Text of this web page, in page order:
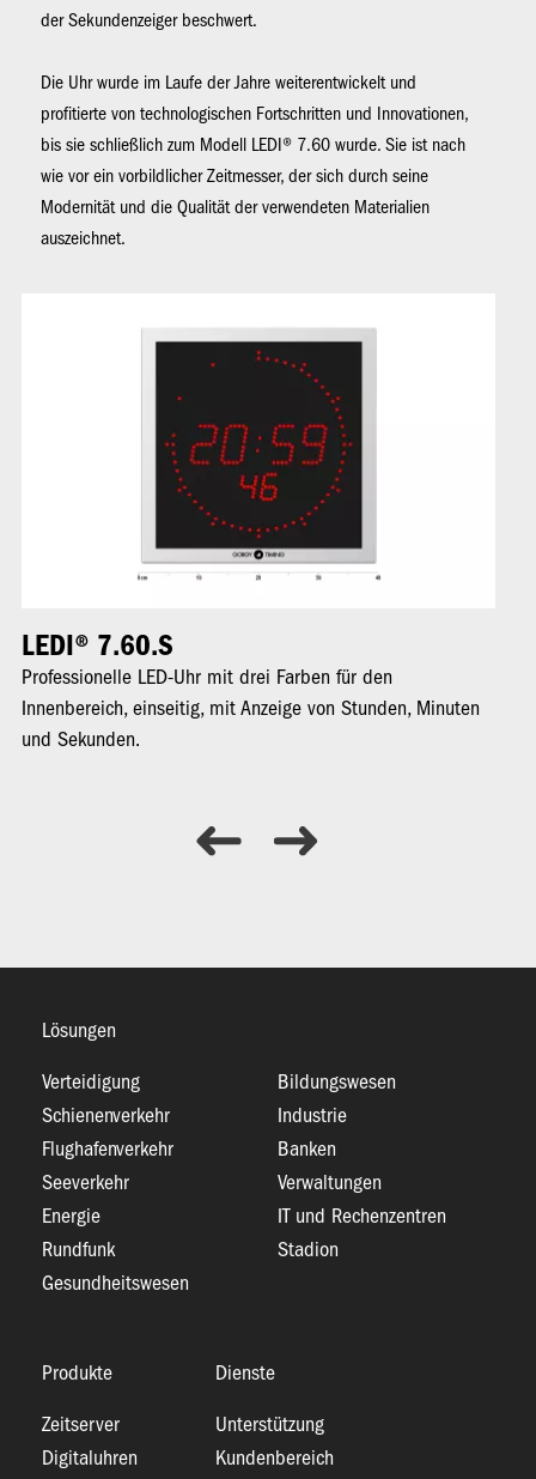
der Sekundenzeiger beschwert.
Die Uhr wurde im Laufe der Jahre weiterentwickelt und
profitierte von technologischen Fortschritten und Innovationen,
bis sie schließlich zum Modell LEDI® 7.60 wurde. Sie ist nach
wie vor ein vorbildlicher Zeitmesser, der sich durch seine
Modernität und die Qualität der verwendeten Materialien
auszeichnet.
LEDI® 7.60.S
Professionelle LED-Uhr mit drei Farben für den
Innenbereich, einseitig, mit Anzeige von Stunden, Minuten
und Sekunden.
Lösungen
Verteidigung
Schienenverkehr
Flughafenverkehr
Seeverkehr
Energie
Rundfunk
Gesundheitswesen
Bildungswesen
Industrie
Banken
Verwaltungen
IT und Rechenzentren
Stadion
Produkte
Zeitserver
Digitaluhren
Dienste
Unterstützung
Kundenbereich